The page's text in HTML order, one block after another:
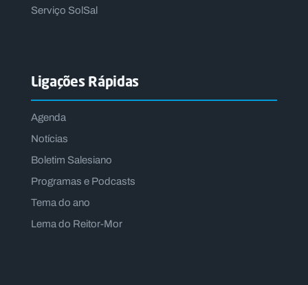
Serviço SolSal
Ligações Rápidas
Agenda
Notícias
Boletim Salesiano
Programas e Podcasts
Tema do ano
Lema do Reitor-Mor